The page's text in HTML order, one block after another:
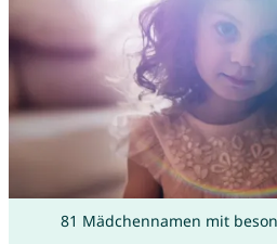
81 Mädchennamen mit